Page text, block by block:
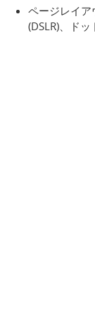
ページレイア
(DSLR)、ドッ